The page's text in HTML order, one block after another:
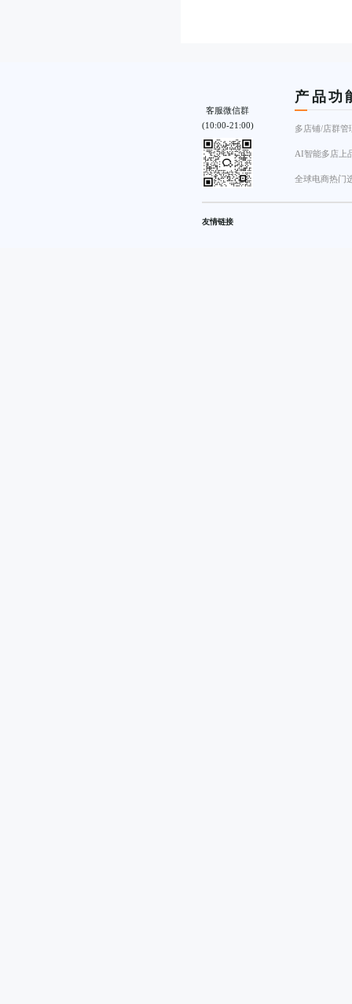
客服微信群
(10:00-21:00)
产品功
多店铺/店群管
AI智能多店上
全球电商热门
友情链接